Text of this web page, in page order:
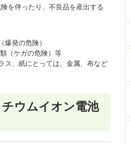
を伴ったり、不良品を産出する
発の危険）
（ケガの危険）等
ス、紙にとっては、金属、布など
ウムイオン電池